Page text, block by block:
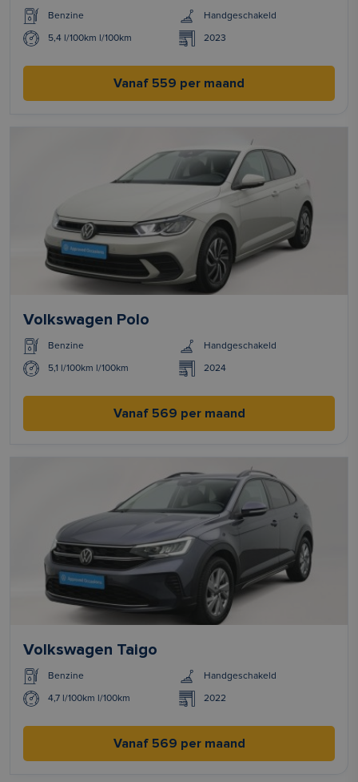
Benzine Handgeschakeld
5,4 l/100km l/100km 2023
Vanaf 559 per maand
Volkswagen Polo
Benzine Handgeschakeld
5,1 l/100km l/100km 2024
Vanaf 569 per maand
Volkswagen Taigo
Benzine Handgeschakeld
4,7 l/100km l/100km 2022
Vanaf 569 per maand